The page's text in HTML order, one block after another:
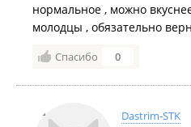
нормальное , можно
молодцы , обязательно
Спасибо 0
Dastrim-STK